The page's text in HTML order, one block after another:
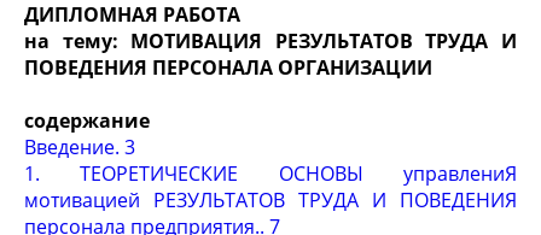
ДИПЛОМНАЯ РАБОТА
на тему: МОТИВАЦИЯ РЕЗУЛЬТАТОВ ТРУДА И
ПОВЕДЕНИЯ ПЕРСОНАЛА ОРГАНИЗАЦИИ
содержание
Введение. 3
1. ТЕОРЕТИЧЕСКИЕ ОСНОВЫ управлениЯ
мотивацией РЕЗУЛЬТАТОВ ТРУДА И ПОВЕДЕНИЯ
персонала предприятия.. 7